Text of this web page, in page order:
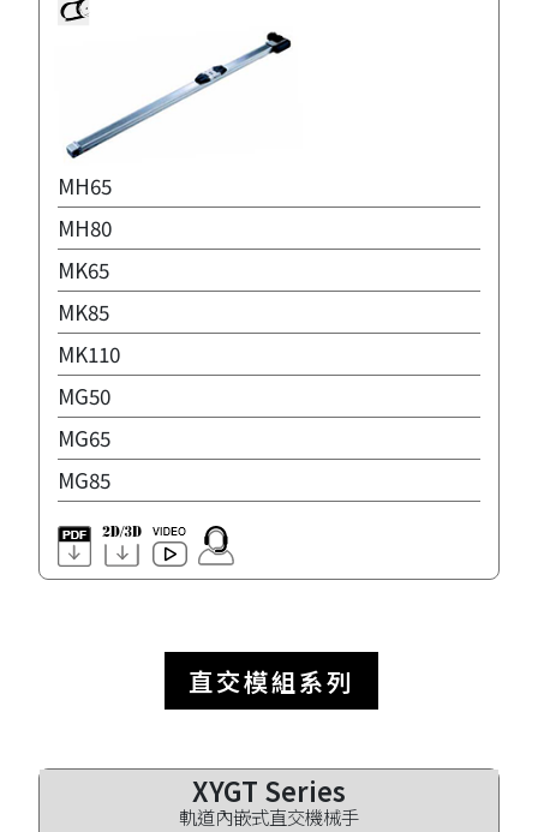
MH65
MH80
MK65
MK85
MK110
MG50
MG65
MG85
直交模組系列
XYGT Series
軌道內嵌式直交機械手